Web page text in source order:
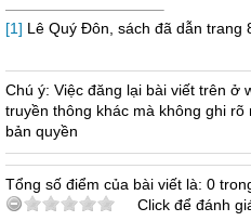
[1] Lê Quý Đôn, sách đã dẫn trang
Chú ý: Việc đăng lại bài viết trên ở
truyền thông khác mà không ghi
bản quyền
Tổng số điểm của bài viết là: 0
Click để đánh